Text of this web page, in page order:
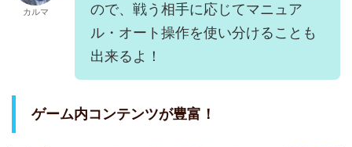
カルマ
ので、戦う相手に応じてマニュア
ル・オート操作を使い分けることも
出来るよ！
ゲーム内コンテンツが豊富！